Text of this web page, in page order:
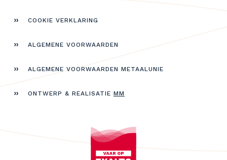
COOKIE VERKLARING
ALGEMENE VOORWAARDEN
ALGEMENE VOORWAARDEN METAALUNIE
ONTWERP & REALISATIE MM